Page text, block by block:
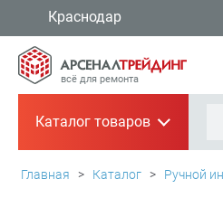
Краснодар
всё для ремонта
Каталог товаров+
Главная > Каталог > Ручной